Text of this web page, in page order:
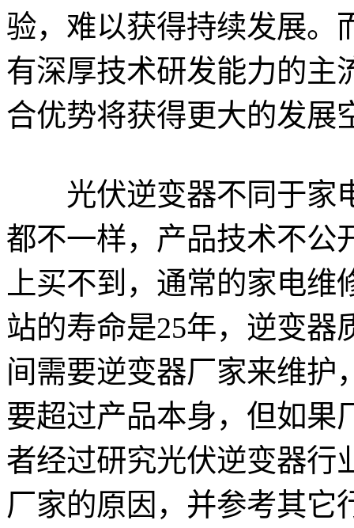
验，难以获得持续发展。
有深厚技术研发能力的主
合优势将获得更大的发展
光伏逆变器不同于家
都不一样，产品技术不公
上买不到，通常的家电
站的寿命是25年，逆变器
间需要逆变器厂家来维护
要超过产品本身，但如果
者经过研究光伏逆变器行
厂家的原因，并参考其它